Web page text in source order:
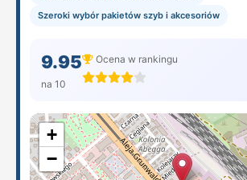
Szeroki wybór pakietów szyb i akcesoriów
9.95
na 10
Ocena w rankingu
+
−